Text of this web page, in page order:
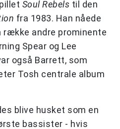
Soul Rebels til den
fra 1983. Han nåede
række andre prominente
Spear og Lee
også Barrett, som
Tosh centrale album
blive husket som en
bassister - hvis